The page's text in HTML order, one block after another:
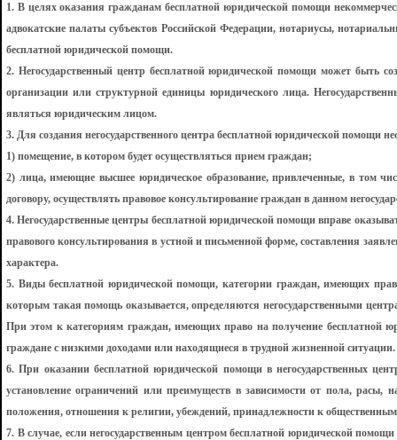
1. В целях оказания гражданам бесплатной юридической помощи
адвокатские палаты субъектов Российской Федерации, нотариусы,
бесплатной юридической помощи.
2. Негосударственный центр бесплатной юридической помощи может быть
организации или структурной единицы юридического лица.
являться юридическим лицом.
3. Для создания негосударственного центра бесплатной юридической помощи
1) помещение, в котором будет осуществляться прием граждан;
2) лица, имеющие высшее юридическое образование, привлеченные, в том
договору, осуществлять правовое консультирование граждан в данном
4. Негосударственные центры бесплатной юридической помощи вправе
правового консультирования в устной и письменной форме, составления
характера.
5. Виды бесплатной юридической помощи, категории граждан, имеющих
которым такая помощь оказывается, определяются негосударственными
При этом к категориям граждан, имеющих право на получение бесплатной
граждане с низкими доходами или находящиеся в трудной жизненной ситуации.
6. При оказании бесплатной юридической помощи в негосударственных
установление ограничений или преимуществ в зависимости от пола, расы,
положения, отношения к религии, убеждений, принадлежности к
7. В случае, если негосударственным центром бесплатной юридической